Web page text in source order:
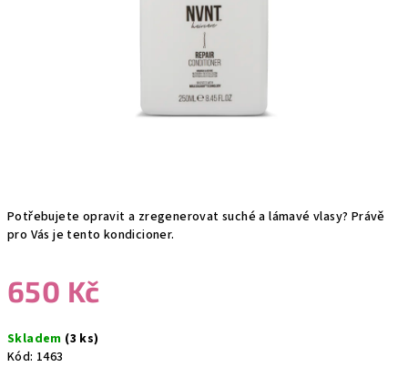
Potřebujete opravit a zregenerovat suché a lámavé vlasy? Právě
pro Vás je tento kondicioner.
650 Kč
cena:
Skladem (3 ks)
Kód: 1463